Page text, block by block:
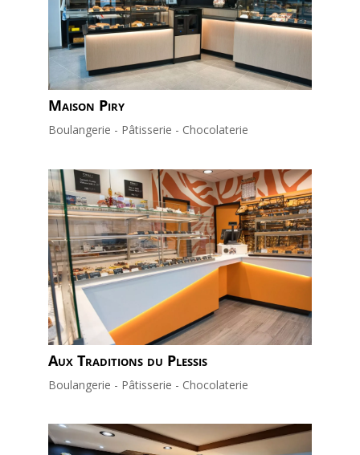
Maison Piry
Boulangerie - Pâtisserie - Chocolaterie
Aux Traditions du Plessis
Boulangerie - Pâtisserie - Chocolaterie